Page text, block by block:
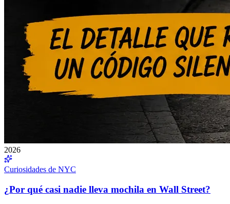
2026
Curiosidades de NYC
¿Por qué casi nadie lleva mochila en Wall Street?